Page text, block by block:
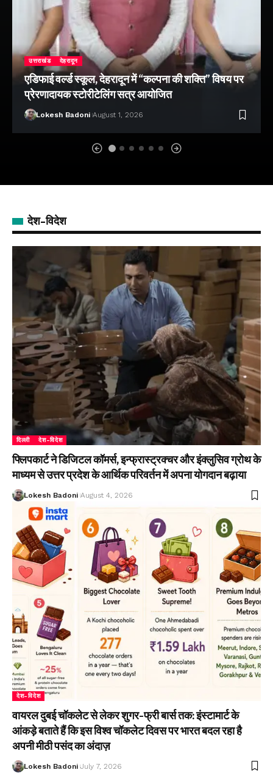
उत्तराखंड देहरादून
एडिफाई वर्ल्ड स्कूल, देहरादून में “कल्पना की शक्ति” विषय पर
प्रेरणादायक स्टोरीटेलिंग सत्र आयोजित
Lokesh Badoni August 1, 2026
देश-विदेश
दिल्ली देश-विदेश
फ्लिपकार्ट ने डिजिटल कॉमर्स, इन्फ्रास्ट्रक्चर और इंक्लुसिव ग्रोथ के
माध्यम से उत्तर प्रदेश के आर्थिक परिवर्तन में अपना योगदान बढ़ाया
Lokesh Badoni August 4, 2026
देश-विदेश
वायरल दुबई चॉकलेट से लेकर शुगर-फ्री बार्स तक: इंस्टामार्ट के
आंकड़े बताते हैं कि इस विश्व चॉकलेट दिवस पर भारत बदल रहा है
अपनी मीठी पसंद का अंदाज़
Lokesh Badoni July 7, 2026